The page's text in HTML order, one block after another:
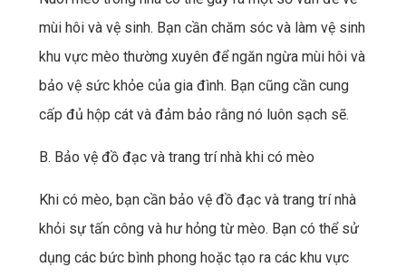
mùi hôi và vệ sinh. Bạn cần chăm sóc và làm vệ sinh
khu vực mèo thường xuyên để ngăn ngừa mùi hôi và
bảo vệ sức khỏe của gia đình. Bạn cũng cần cung
cấp đủ hộp cát và đảm bảo rằng nó luôn sạch sẽ.
B. Bảo vệ đồ đạc và trang trí nhà khi có mèo
Khi có mèo, bạn cần bảo vệ đồ đạc và trang trí nhà
khỏi sự tấn công và hư hỏng từ mèo. Bạn có thể sử
dụng các bức bình phong hoặc tạo ra các khu vực